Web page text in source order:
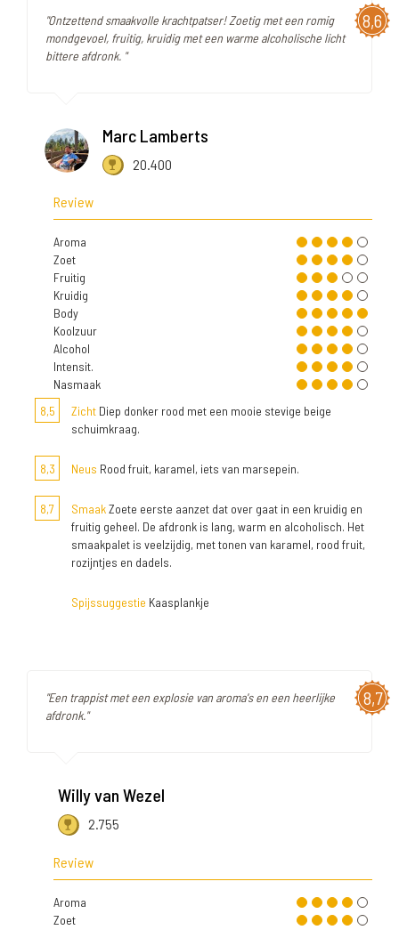
8,6
"Ontzettend smaakvolle krachtpatser! Zoetig met een romig
mondgevoel, fruitig, kruidig met een warme alcoholische licht
bittere afdronk. "
Marc Lamberts
20.400
Review
Aroma
Zoet
Fruitig
Kruidig
Body
Koolzuur
Alcohol
Intensit.
Nasmaak
8,5
Zicht Diep donker rood met een mooie stevige beige
schuimkraag.
8,3 Neus Rood fruit, karamel, iets van marsepein.
8,7 SmaakZoete eerste aanzet dat over gaat in een kruidig en
fruitig geheel. De afdronk is lang, warm en alcoholisch. Het
smaakpalet is veelzijdig, met tonen van karamel, rood fruit,
rozijntjes en dadels.
Spijssuggestie Kaasplankje
8,7
"Een trappist met een explosie van aroma's en een heerlijke
afdronk."
Willy van Wezel
2.755
Review
Aroma
Zoet